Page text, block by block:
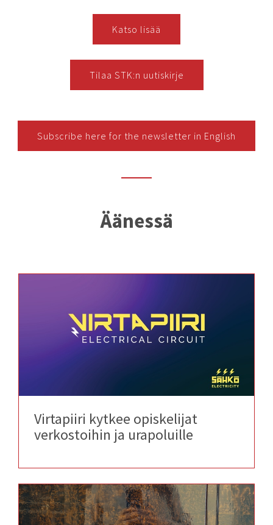
Katso lisää
Tilaa STK:n uutiskirje
Subscribe here for the newsletter in English
Äänessä
Virtapiiri kytkee opiskelijat
verkostoihin ja urapoluille